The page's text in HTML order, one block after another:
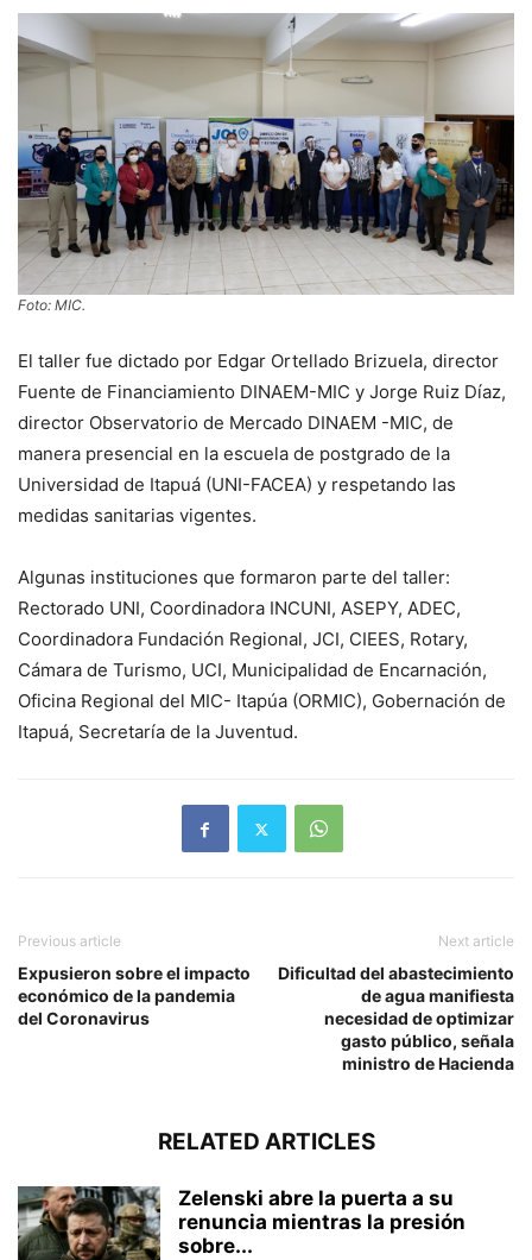
Foto: MIC.
El taller fue dictado por Edgar Ortellado Brizuela, director
Fuente de Financiamiento DINAEM-MIC y Jorge Ruiz Díaz,
director Observatorio de Mercado DINAEM -MIC, de
manera presencial en la escuela de postgrado de la
Universidad de Itapuá (UNI-FACEA) y respetando las
medidas sanitarias vigentes.
Algunas instituciones que formaron parte del taller:
Rectorado UNI, Coordinadora INCUNI, ASEPY, ADEC,
Coordinadora Fundación Regional, JCI, CIEES, Rotary,
Cámara de Turismo, UCI, Municipalidad de Encarnación,
Oficina Regional del MIC- Itapúa (ORMIC), Gobernación de
Itapuá, Secretaría de la Juventud.
Previous article
Expusieron sobre el impacto
económico de la pandemia
del Coronavirus
Next article
Dificultad del abastecimiento
de agua manifiesta
necesidad de optimizar
gasto público, señala
ministro de Hacienda
RELATED ARTICLES
Zelenski abre la puerta a su
renuncia mientras la presión
sobre...